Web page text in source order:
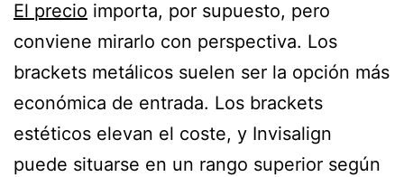
El precio importa, por supuesto, pero
conviene mirarlo con perspectiva. Los
brackets metálicos suelen ser la opción más
económica de entrada. Los brackets
estéticos elevan el coste, y Invisalign
puede situarse en un rango superior según